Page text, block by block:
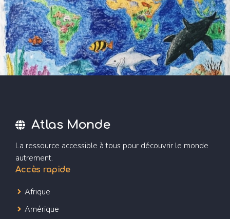
Atlas Monde
La ressource accessible à tous pour découvrir le monde
autrement.
Accès rapide
Afrique
Amérique